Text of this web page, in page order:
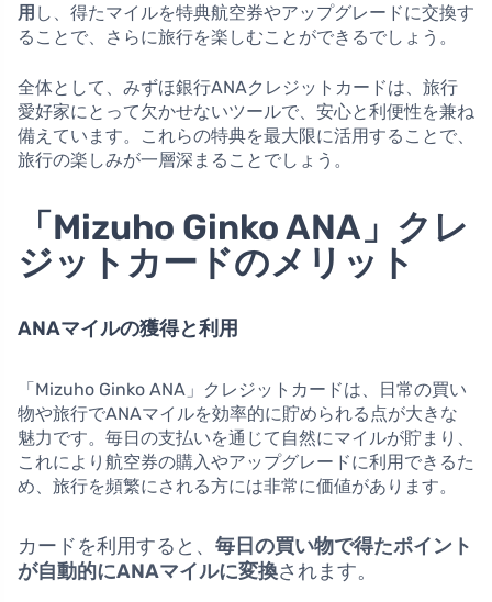
用 し、得たマイルを特典航空券やアップグレードに交換す
ることで、さらに旅行を楽しむことができるでしょう。
全体として、みずほ銀行ANAクレジットカードは、旅行
愛好家にとって欠かせないツールで、安心と利便性を兼ね
備えています。これらの特典を最大限に活用することで、
旅行の楽しみが一層深まることでしょう。
「Mizuho Ginko ANA」クレ
ジットカードのメリット
ANAマイルの獲得と利用
「Mizuho Ginko ANA」クレジットカードは、日常の買い
物や旅行でANAマイルを効率的に貯められる点が大きな
魅力です。毎日の支払いを通じて自然にマイルが貯まり、
これにより航空券の購入やアップグレードに利用できるた
め、旅行を頻繁にされる方には非常に価値があります。
カードを利用すると、 毎日の買い物で得たポイント
が自動的にANAマイルに変換されます。